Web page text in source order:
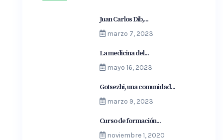
Juan Carlos Dib,...
marzo 7, 2023
La medicina del...
mayo 16, 2023
Gotsezhi, una comunidad...
marzo 9, 2023
Curso de formación...
noviembre 1, 2020